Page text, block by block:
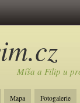
Míša a Filip u
Mapa Fotogalerie